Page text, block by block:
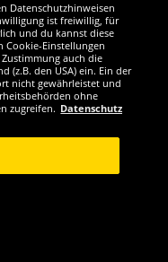
Fan!
Ring 7, 04838 Eilenburg DE -
Datenschutzhinweisen
ist freiwillig, für
und du kannst diese
Cookie-Einstellungen
auch die
(z.B. den USA) ein. Ein der
nicht gewährleistet und
ohne
zugreifen. Datenschutz